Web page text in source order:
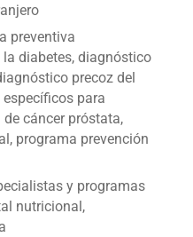
preventiva
diabetes, diagnóstico
precoz del
para
cáncer próstata,
programa prevención
y programas
nutricional,